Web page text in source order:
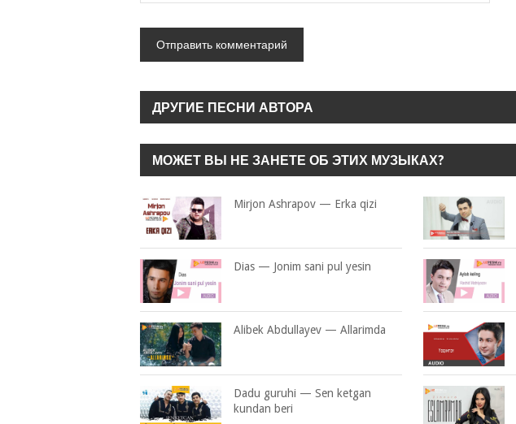
ДРУГИЕ ПЕСНИ АВТОРА
МОЖЕТ ВЫ НЕ ЗАНЕТЕ ОБ ЭТИХ МУЗЫКАХ?
Mirjon Ashrapov — Erka qizi
Dias — Jonim sani pul yesin
Alibek Abdullayev — Allarimda
Dadu guruhi — Sen ketgan
kundan beri